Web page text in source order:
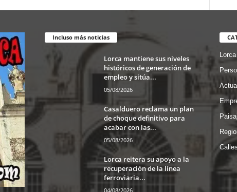
Incluso más noticias
Lorca mantiene sus niveles
históricos de generación de
empleo y sitúa...
05/08/2026
Casalduero reclama un plan
de choque definitivo para
acabar con las...
05/08/2026
Lorca reitera su apoyo a la
recuperación de la línea
ferroviaria...
04/08/2026
Lorca